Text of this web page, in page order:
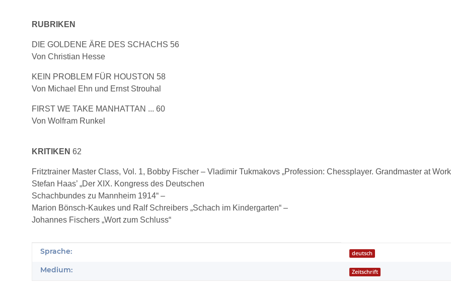
RUBRIKEN
DIE GOLDENE ÄRE DES SCHACHS 56
Von Christian Hesse
KEIN PROBLEM FÜR HOUSTON 58
Von Michael Ehn und Ernst Strouhal
FIRST WE TAKE MANHATTAN ... 60
Von Wolfram Runkel
KRITIKEN 62
Fritztrainer Master Class, Vol. 1, Bobby Fischer – Vladimir Tukmakovs „Profession: Chessplayer. Grandmaster at
Stefan Haas’ „Der XIX. Kongress des Deutschen
Schachbundes zu Mannheim 1914“ –
Marion Bönsch-Kaukes und Ralf Schreibers „Schach im Kindergarten“ –
Johannes Fischers „Wort zum Schluss“
Produkteigenschaft
Wert
Sprache: deutsch
Medium: Zeitschrift